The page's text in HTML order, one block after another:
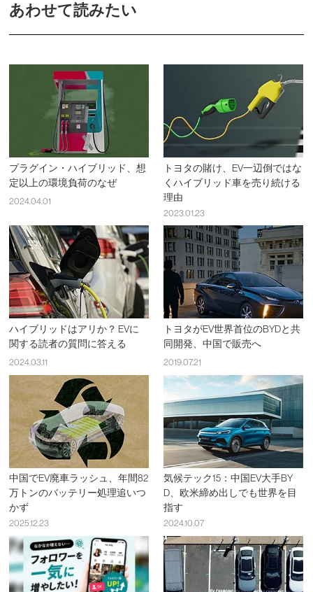
あわせて読みたい
プラグイン・ハイブリッド、想
定以上の環境負荷のなぜ
2024.04.01
トヨタの賭け、EV一辺倒ではな
くハイブリッド車を売り続ける
理由
2023.01.23
ハイブリッドはアリか？ EVに
関する読者の質問に答える
2024.03.11
トヨタがEV世界首位のBYDと共
同開発、中国で販売へ
2019.07.21
中国でEV廃車ラッシュ、年間82
万トンのバッテリー処理追いつ
かず
2025.12.23
気候テック15：中国EV大手BY
D、欧米締め出しでも世界を目
指す
2024.10.07